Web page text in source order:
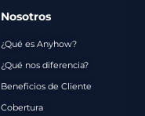
Nosotros
¿Qué es Anyhow?
¿Qué nos diferencia?
Beneficios de Cliente
Cobertura